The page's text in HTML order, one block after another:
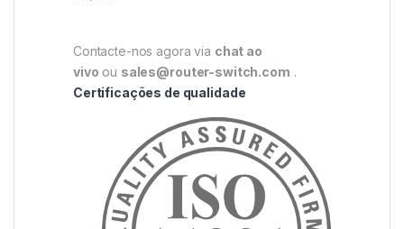
Contacte-nos agora via chat ao
vivo ou sales@router-switch.com .
Certificações de qualidade